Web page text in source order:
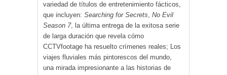
variedad de títulos de entretenimiento fácticos,
que incluyen: Searching for Secrets, No Evil
Season 7, la última entrega de la exitosa serie
de larga duración que revela cómo
CCTVfootage ha resuelto crímenes reales; Los
viajes fluviales más pintorescos del mundo,
una mirada impresionante a las historias de